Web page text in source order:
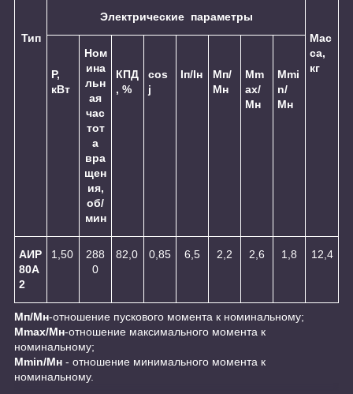
Тип
Электрические параметры
Мас
са,
кг
Р,
кВт
Ном
ина
льн
ая
час
тот
а
вра
щен
ия,
об/
мин
КПД
, %
cos
j
Iп/Iн
Мп/
Мн
Мm
ax/
Мн
Мmi
n/
Мн
АИР
80А
2
1,50
288
0
82,0 0,85 6,5 2,2 2,6 1,8 12,4
Мп/Мн-отношение пускового момента к номинальному;
Мmax/Mн-отношение максимального момента к
номинальному;
Мmin/Mн - отношение минимального момента к
номинальному.